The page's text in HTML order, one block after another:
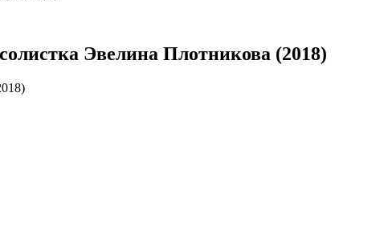
Эвелина Плотникова (2018)